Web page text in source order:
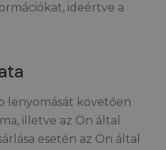
ideértve a
lenyomását követően
illetve az Ön által
esetén az Ön által